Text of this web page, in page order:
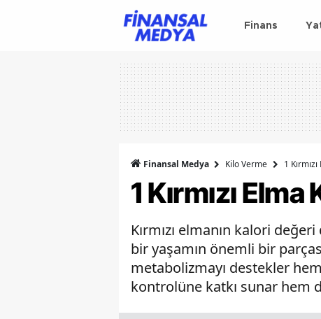
Finans
Finansal Medya Kilo Verme 1
1 Kırmızı
Kırmızı elmanın kalori
bir yaşamın önemli bir
metabolizmayı destekler
kontrolüne katkı sunar hem